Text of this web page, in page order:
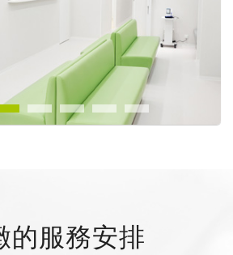
的服務安排